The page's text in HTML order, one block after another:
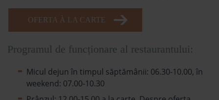
OFERTA À LA CARTE
Programul de funcționare al restaurantului:
Micul dejun în timpul săptămânii: 06.30-10.00, în
weekend: 07.00-10.30